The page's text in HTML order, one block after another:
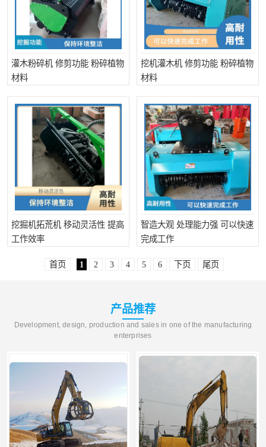
灌木粉碎机 修剪功能 粉碎植物
材料
挖机灌木机 修剪功能 粉碎植物
材料
挖掘机拓荒机 移动灵活性 提高
工作效率
智造大观 处理能力强 可以快速
完成工作
首页 1 2 3 4 5 6 下页 尾页
产品推荐
Development, design, production and sales in one of the manufacturing
enterprises